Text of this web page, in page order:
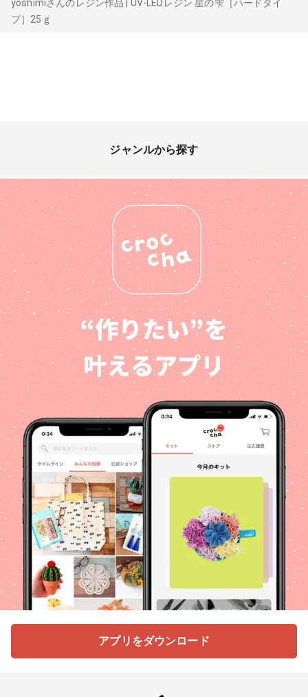
yoshimiさんのレジン作品 | UV-LEDレジン 星の雫［ハードタイ
プ］25ｇ
ジャンルから探す
アプリをダウンロード